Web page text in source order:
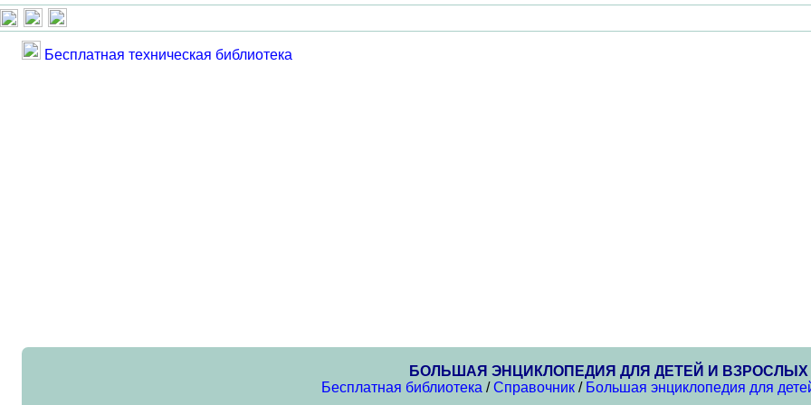
Бесплатная техническая библиотека
БОЛЬШАЯ ЭНЦИКЛОПЕДИЯ ДЛЯ ДЕТЕЙ И ВЗРОСЛЫХ
Бесплатная библиотека /Справочник / Большая энциклопедия для